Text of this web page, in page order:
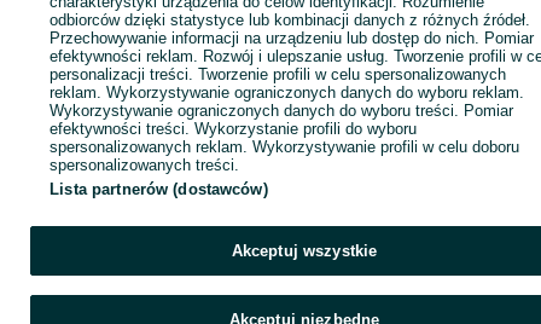
odbiorców dzięki statystyce lub kombinacji danych z różnych źródeł.
Przechowywanie informacji na urządzeniu lub dostęp do nich. Pomiar
efektywności reklam. Rozwój i ulepszanie usług. Tworzenie profili w
personalizacji treści. Tworzenie profili w celu spersonalizowanych
reklam. Wykorzystywanie ograniczonych danych do wyboru reklam.
Wykorzystywanie ograniczonych danych do wyboru treści. Pomiar
efektywności treści. Wykorzystanie profili do wyboru
spersonalizowanych reklam. Wykorzystywanie profili w celu doboru
spersonalizowanych treści.
Lista partnerów (dostawców)
Akceptuj wszystkie
Akceptuj niezbędne